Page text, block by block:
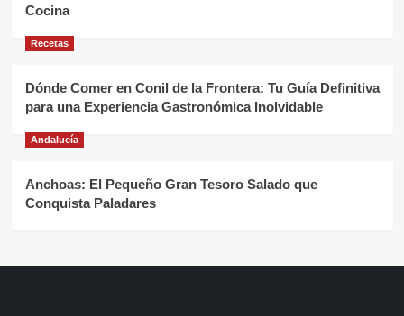
Cocina
Recetas
Dónde Comer en Conil de la Frontera: Tu Guía Definitiva
para una Experiencia Gastronómica Inolvidable
Andalucía
Anchoas: El Pequeño Gran Tesoro Salado que
Conquista Paladares